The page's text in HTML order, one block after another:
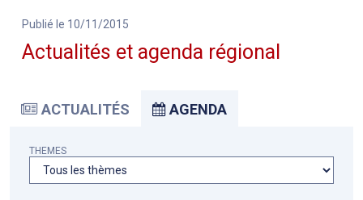
Publié le 10/11/2015
Actualités et agenda régional
ACTUALITÉS AGENDA
THEMES